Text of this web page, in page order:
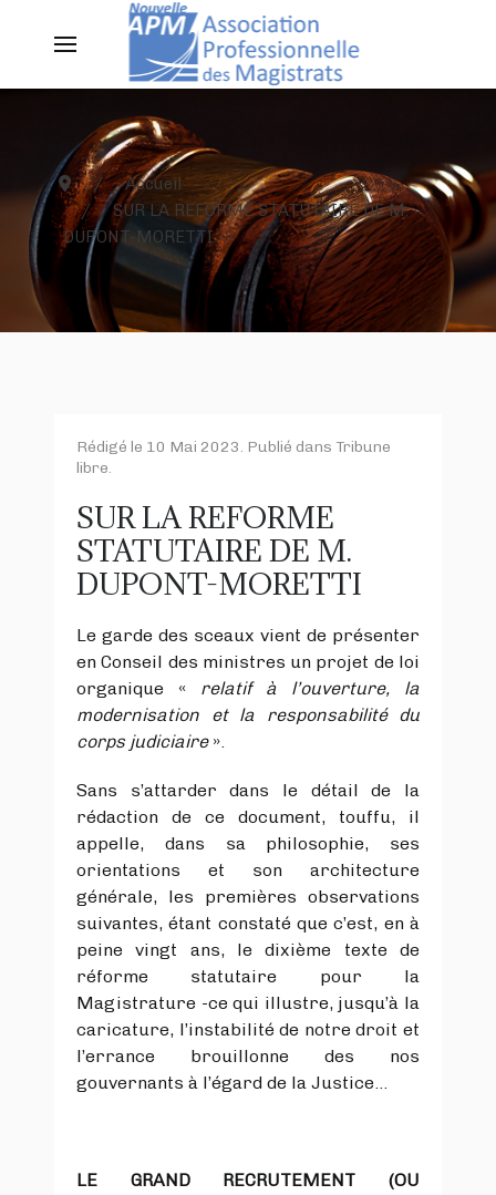
Accueil
SUR LA REFORME STATUTAIRE DE M.
DUPONT-MORETTI
Rédigé le 10 Mai 2023. Publié dans Tribune
libre.
SUR LA REFORME
STATUTAIRE DE M.
DUPONT-MORETTI
Le garde des sceaux vient de présenter
en Conseil des ministres un projet de loi
organique « relatif à l’ouverture, la
modernisation et la responsabilité du
corps judiciaire».
Sans s’attarder dans le détail de la
rédaction de ce document, touffu, il
appelle, dans sa philosophie, ses
orientations et son architecture
générale, les premières observations
suivantes, étant constaté que c’est, en à
peine vingt ans, le dixième texte de
réforme statutaire pour la
Magistrature -ce qui illustre, jusqu’à la
caricature, l’instabilité de notre droit et
l’errance brouillonne des nos
gouvernants à l’égard de la Justice…
LE GRAND RECRUTEMENT (OU